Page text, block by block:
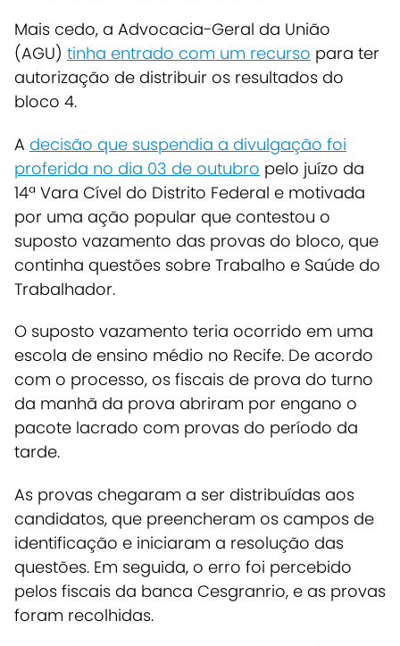
Mais cedo, a Advocacia-Geral da União
(AGU) tinha entrado com um recurso para ter
autorização de distribuir os resultados do
bloco 4.
A decisão que suspendia a divulgação foi
proferida no dia 03 de outubro pelo juízo da
14ª Vara Cível do Distrito Federal e motivada
por uma ação popular que contestou o
suposto vazamento das provas do bloco, que
continha questões sobre Trabalho e Saúde do
Trabalhador.
O suposto vazamento teria ocorrido em uma
escola de ensino médio no Recife. De acordo
com o processo, os fiscais de prova do turno
da manhã da prova abriram por engano o
pacote lacrado com provas do período da
tarde.
As provas chegaram a ser distribuídas aos
candidatos, que preencheram os campos de
identificação e iniciaram a resolução das
questões. Em seguida, o erro foi percebido
pelos fiscais da banca Cesgranrio, e as provas
foram recolhidas.